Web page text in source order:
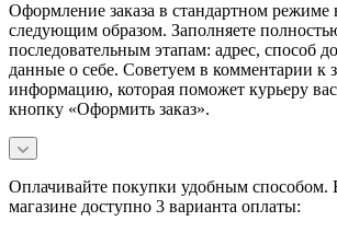
Оформление заказа в стандартном режиме
следующим образом. Заполняете
последовательным этапам: адрес, способ
данные о себе. Советуем в комментарии к
информацию, которая поможет курьеру
кнопку «Оформить заказ».
Оплачивайте покупки удобным способом.
магазине доступно 3 варианта оплаты: